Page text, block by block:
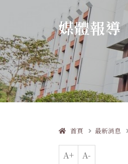
媒體報導
首頁 最新消息
A+ A-